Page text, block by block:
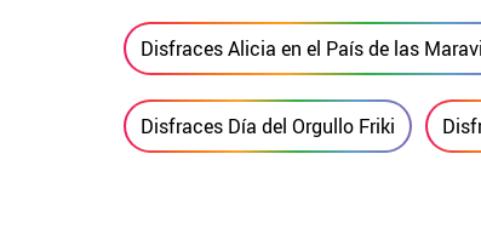
Disfraces Alicia en el País de las
Disfraces Día del Orgullo Friki